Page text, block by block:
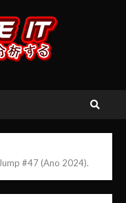
#47 (Ano 2024).